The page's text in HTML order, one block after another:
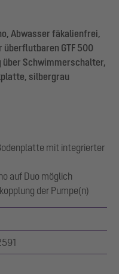
Abwasser fäkalienfrei,
überflutbaren GTF 500
Schwimmerschalter,
silbergrau
mit integrierter
auf Duo möglich
der Pumpe(n)